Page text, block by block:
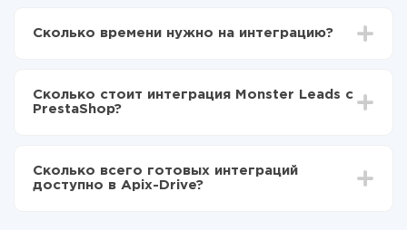
Выбираете какие данные передавать из Monster
передаваться из Monster Leads в PrestaShop
Сколько времени нужно на интеграцию?
отличаться и составлять от 5-ти до 30-минут. В
среднем настройка занимает 10-15 минут.
Сколько стоит интеграция Monster Leads с
PrestaShop?
функционал. Вы оплачиваете только количество
данных, которые по факту передаются из одной
Сколько всего готовых интеграций
доступно в Apix-Drive?